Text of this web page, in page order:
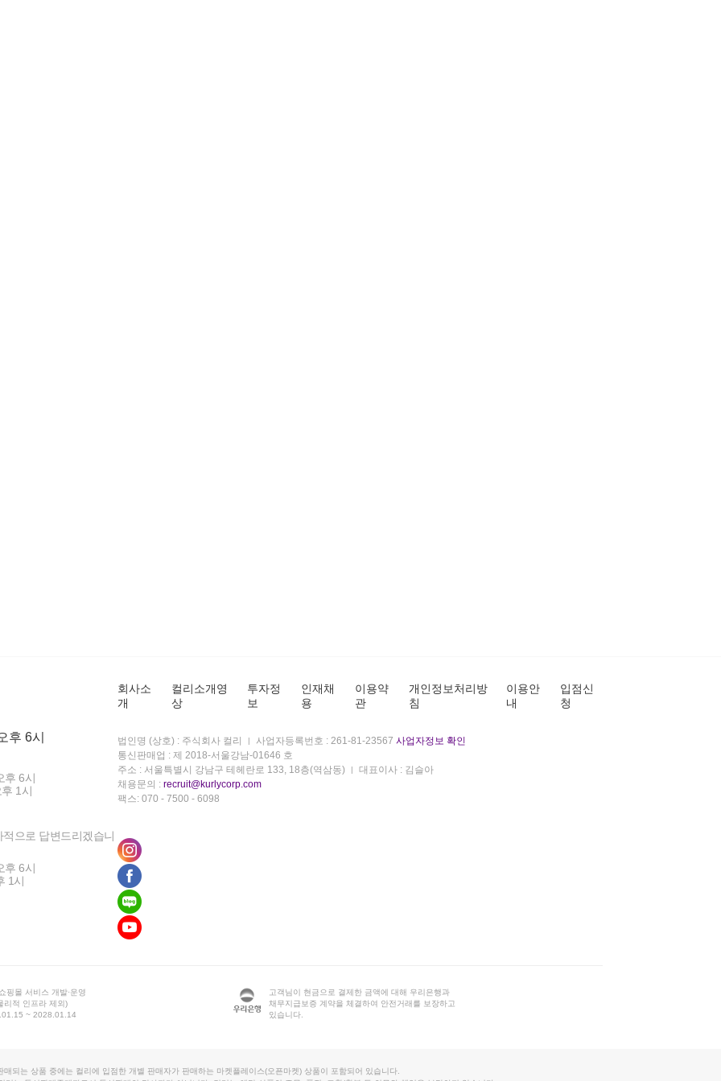
후 6시
후 6시
1시
으로 답변드리겠습니
후 6시
1시
회사소
개
컬리소개영
상
투자정
보
인재채
용
이용약
관
개인정보처리방
침
이용안
내
입점신
청
법인명 (상호) : 주식회사 컬리 사업자등록번호 : 261-81-23567 사업자정보 확인
통신판매업 : 제 2018-서울강남-01646 호
주소 : 서울특별시 강남구 테헤란로 133, 18층(역삼동)
대표이사 : 김슬아
채용문의 : recruit@kurlycorp.com
팩스: 070 - 7500 - 6098
핑몰 서비스 개발·운영
리적 인프라 제외)
~ 2028.01.14
고객님이 현금으로 결제한 금액에 대해 우리은행과
채무지급보증 계약을 체결하여 안전거래를 보장하고
있습니다.
매되는 상품 중에는 컬리에 입점한 개별 판매자가 판매하는 마켓플레이스(오픈마켓) 상품이 포함되어 있습니다.